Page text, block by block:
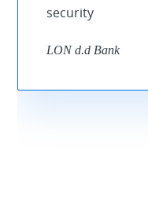
security
LON d.d Bank